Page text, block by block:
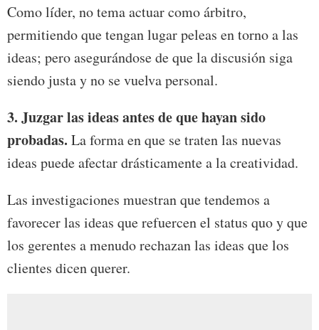
Como líder, no tema actuar como árbitro,
permitiendo que tengan lugar peleas en torno a las
ideas; pero asegurándose de que la discusión siga
siendo justa y no se vuelva personal.
3. Juzgar las ideas antes de que hayan sido
probadas. La forma en que se traten las nuevas
ideas puede afectar drásticamente a la creatividad.
Las investigaciones muestran que tendemos a
favorecer las ideas que refuercen el status quo y que
los gerentes a menudo rechazan las ideas que los
clientes dicen querer.